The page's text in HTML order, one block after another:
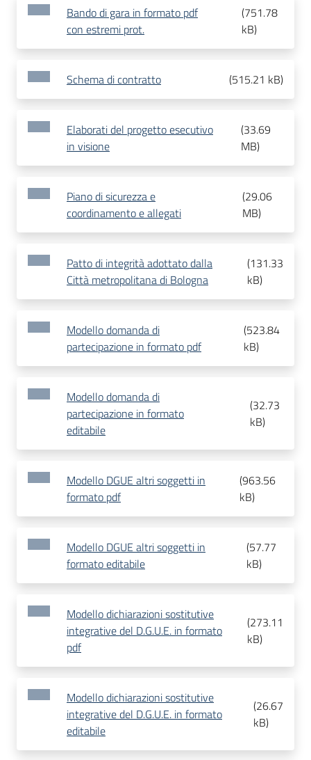
Bando di gara in formato pdf
con estremi prot.
(751.78
kB)
Schema di contratto (515.21 kB)
Elaborati del progetto esecutivo
in visione
(33.69
MB)
Piano di sicurezza e
coordinamento e allegati
(29.06
MB)
Patto di integrità adottato dalla
Città metropolitana di Bologna
(131.33
kB)
Modello domanda di
partecipazione in formato pdf
(523.84
kB)
Modello domanda di
partecipazione in formato
editabile
(32.73
kB)
Modello DGUE altri soggetti in
formato pdf
(963.56
kB)
Modello DGUE altri soggetti in
formato editabile
(57.77
kB)
Modello dichiarazioni sostitutive
integrative del D.G.U.E. in formato
pdf
(273.11
kB)
Modello dichiarazioni sostitutive
integrative del D.G.U.E. in formato
editabile
(26.67
kB)